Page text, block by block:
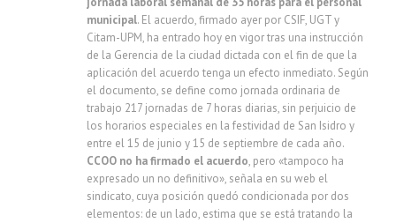
municipal. El acuerdo, firmado ayer por CSIF, UGT y
Citam-UPM, ha entrado hoy en vigor tras una instrucción
de la Gerencia de la ciudad dictada con el fin de que la
aplicación del acuerdo tenga un efecto inmediato. Según
el documento, se define como jornada ordinaria de
trabajo 217 jornadas de 7 horas diarias, sin perjuicio de
los horarios especiales en la festividad de San Isidro y
entre el 15 de junio y 15 de septiembre de cada año.
CCOO no ha firmado el acuerdo, pero «tampoco ha
expresado un no definitivo», señala en su web el
sindicato, cuya posición quedó condicionada por dos
elementos: de un lado, estima que se está tratando la